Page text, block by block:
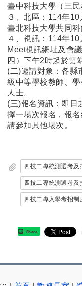
臺中科技大學（三民
３、北區：114年
臺北科技大學共同科
４、視訊：114年
Meet視訊網址及會
四）下午2時起於雲
(二)邀請對象：各縣
級中等學校教師、
人士。
(三)報名資訊：即日
擇一場次報名，報
請參加其他場次。
四技二專統測選考及
四技二專統測選考及
四技二專入學考招制
Share